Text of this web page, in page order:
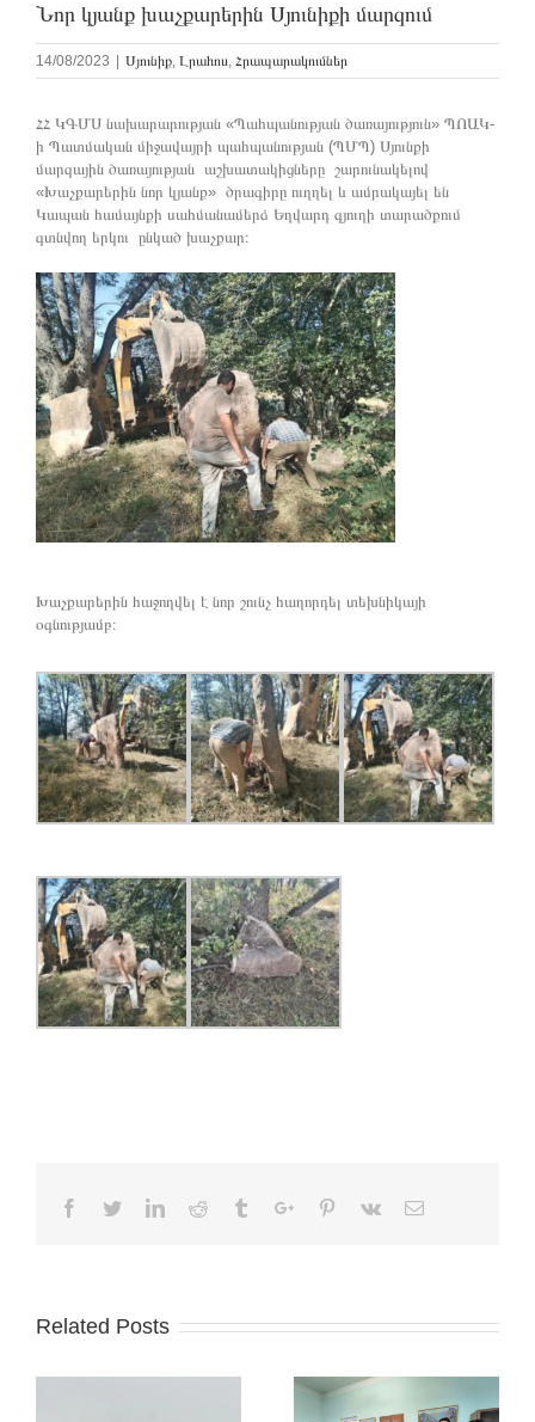
Նոր կյանք խաչքարերին Սյունիքի մարզում
14/08/2023 | Սյունիք Լրահոս Հրապարակումներ
ՀՀ ԿԳՄՍ նախարարության «Պահպանության ծառայություն» ՊՈԱԿ-
ի Պատմական միջավայրի պահպանության (ՊՄՊ) Սյունքի
մարզային ծառայության աշխատակիցները շարունակելով
«Խաչքարերին նոր կյանք» ծրագիրը ուղղել և ամրակայել են
Կապան համայնքի սահմանամերձ Եղվարդ գյուղի տարածքում
գտնվող երկու ընկած խաչքար։
Խաչքարերին հաջողվել է նոր շունչ հաղորդել տեխնիկայի
օգնությամբ։
Facebook
TwitterLinkedinReddit TumblrGoogle+Pinterest
Vk Email
Related Posts